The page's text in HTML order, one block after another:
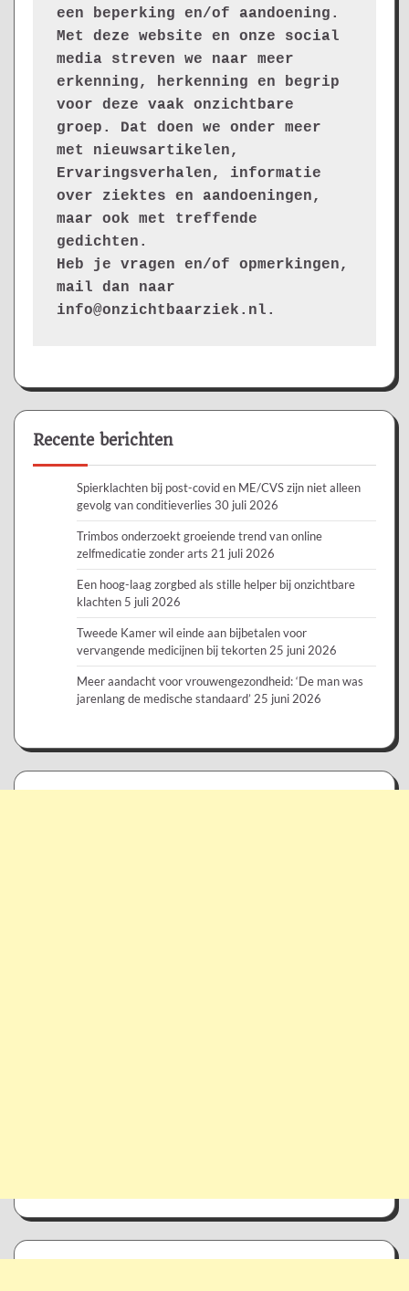
een beperking en/of aandoening.
Met deze website en onze social
media streven we naar meer
erkenning, herkenning en begrip
voor deze vaak onzichtbare
groep. Dat doen we onder meer
met nieuwsartikelen,
Ervaringsverhalen, informatie
over ziektes en aandoeningen,
maar ook met treffende
gedichten.
Heb je vragen en/of opmerkingen,
mail dan naar
info@onzichtbaarziek.nl.
Recente berichten
Spierklachten bij post-covid en ME/CVS zijn niet alleen
gevolg van conditieverlies 30 juli 2026
Trimbos onderzoekt groeiende trend van online
zelfmedicatie zonder arts 21 juli 2026
Een hoog-laag zorgbed als stille helper bij onzichtbare
klachten 5 juli 2026
Tweede Kamer wil einde aan bijbetalen voor
vervangende medicijnen bij tekorten 25 juni 2026
Meer aandacht voor vrouwengezondheid: ‘De man was
jarenlang de medische standaard’ 25 juni 2026